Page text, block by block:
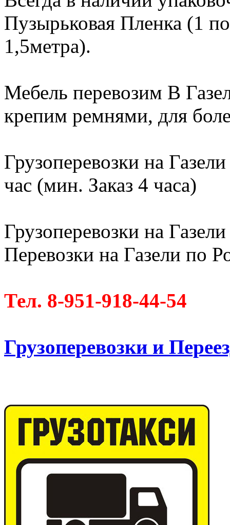
Пузырьковая Пленка (1
1,5метра).
Мебель перевозим В
крепим ремнями, для
Грузоперевозки на
час (мин. Заказ 4 часа)
Грузоперевозки на
Перевозки на Газели по
Тел. 8-951-918-44-54
Грузоперевозки и